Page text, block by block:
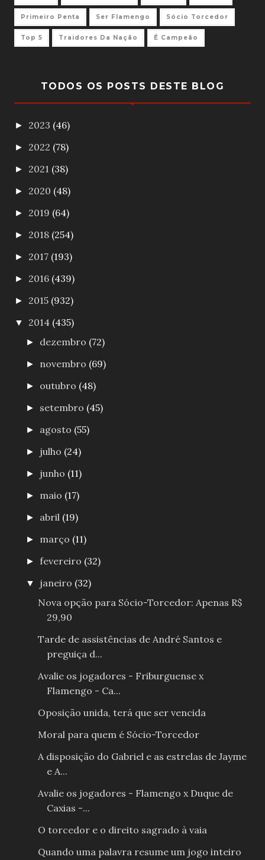
Primeiro Penta Ser Flamengo Sócio Torcedor
Top 5 Traidores Da Nação É Campeão
TODOS OS POSTS DESTE BLOG
► 2023 (46)
► 2022 (78)
► 2021 (38)
► 2020 (48)
► 2019 (64)
► 2018 (254)
► 2017 (193)
► 2016 (439)
► 2015 (932)
▼ 2014 (435)
► dezembro (72)
► novembro (69)
► outubro (48)
► setembro (45)
► agosto (55)
► julho (24)
► junho (11)
► maio (17)
► abril (19)
► março (11)
►fevereiro (32)
▼ janeiro (32)
Nova opção para Sócio-Torcedor: Apenas R$
29,90
Tarde de assistências de André Santos e
preguiça d...
Avalie os jogadores - Friburguense x
Flamengo - Ca...
Oposição unida, terá que ser vencida
Moral para quem é Sócio-Torcedor
A disposição do Gabriel e as estrelas de Jayme
e A...
Avalie os jogadores - Flamengo x Duque de
Caxias -...
O torcedor e o direito sagrado à vaia
Quando uma palavra resume um jogo inteiro